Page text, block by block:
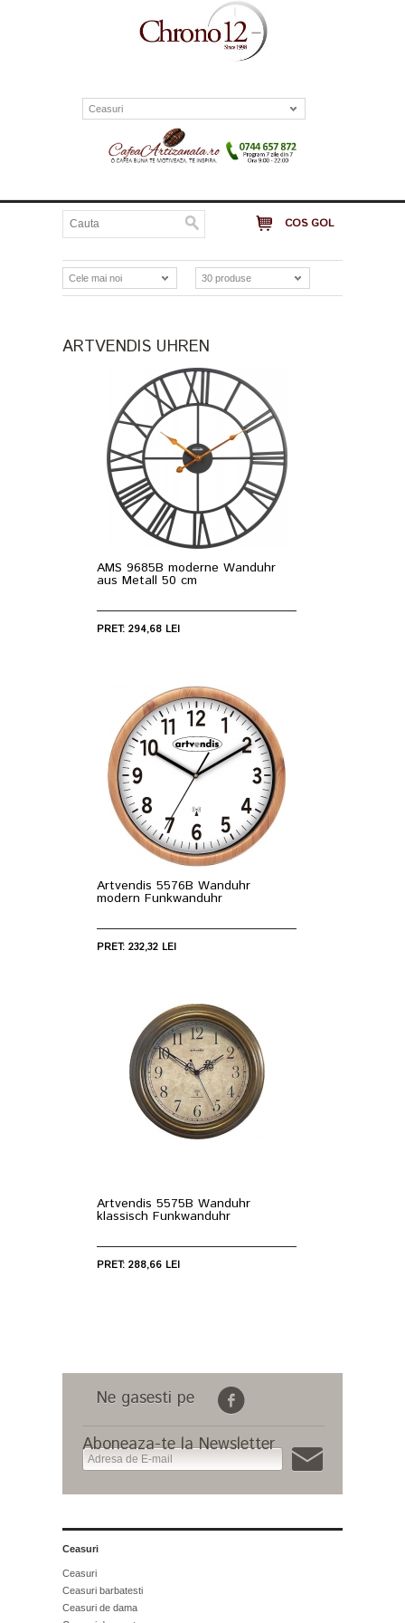
Ceasuri
COS GOL
Cele mai noi 30 produse
ARTVENDIS UHREN
AMS 9685B moderne Wanduhr
aus Metall 50 cm
PRET: 294,68 LEI
Artvendis 5576B Wanduhr
modern Funkwanduhr
PRET: 232,32 LEI
Artvendis 5575B Wanduhr
klassisch Funkwanduhr
PRET: 288,66 LEI
Ne gasesti pe
Aboneaza-te la Newsletter
Ceasuri
Ceasuri
Ceasuri barbatesti
Ceasuri de dama